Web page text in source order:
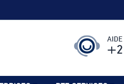
AIDE